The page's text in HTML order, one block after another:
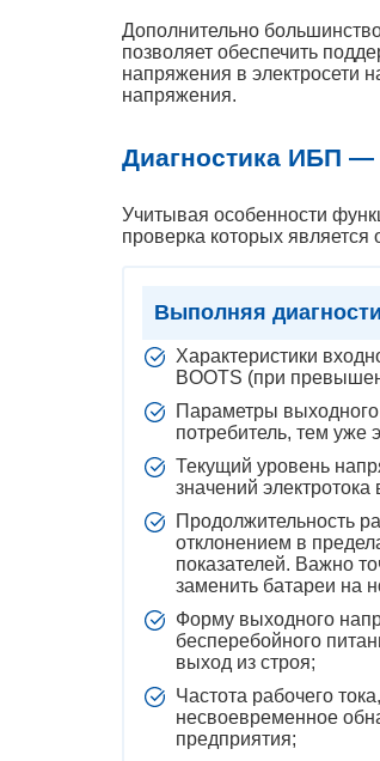
Дополнительно
позволяет обеспечить
напряжения в электросети
напряжения.
Диагностика ИБП
Учитывая особенности
проверка которых является
Выполняя
Характеристики
BOOTS (при
Параметры
потребитель, тем уже
Текущий уровень
значений
Продолжительность
отклонением в
показателей. Важно
заменить батареи на
Форму выходного
бесперебойного
выход из строя;
Частота рабочего
несвоевременное
предприятия;